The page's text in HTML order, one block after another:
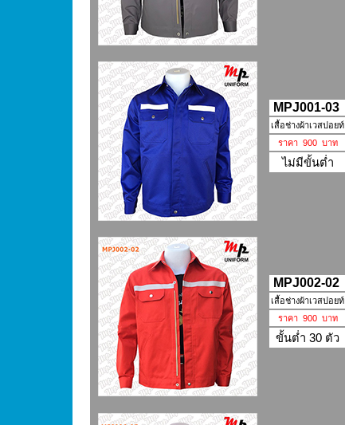
MPJ001-03
เสื้อช่างผ้าเวสปอยท์
ราคา 900 บาท
ไม่มีขั้นต่ำ
MPJ002-02
เสื้อช่างผ้าเวสปอยท์
ราคา 900 บาท
ขั้นต่ำ 30 ตัว